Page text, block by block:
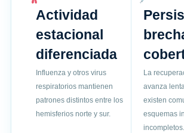
Actividad
estacional
diferenciada
Influenza y otros virus
respiratorios mantienen
patrones distintos entre los
hemisferios norte y sur.
La
avanza
existen
esquemas
incompletos.